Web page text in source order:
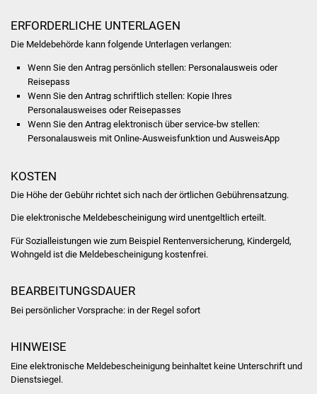
Lebenslagen
Bürgerinfos
Kindergärten
Kolping-Musikschule
Soziale Einrichtungen
ERFORDERLICHE UNTERLAGEN
Die Meldebehörde kann folgende Unterlagen verlangen:
Wenn Sie den Antrag persönlich stellen: Personalausweis oder
Reisepass
Wenn Sie den Antrag schriftlich stellen: Kopie Ihres
Personalausweises oder Reisepasses
Wenn Sie den Antrag elektronisch über service-bw stellen:
Personalausweis mit Online-Ausweisfunktion und AusweisApp
KOSTEN
Die Höhe der Gebühr richtet sich nach der örtlichen Gebührensatzung.
Die elektronische Meldebescheinigung wird unentgeltlich erteilt.
Für Sozialleistungen wie zum Beispiel Rentenversicherung, Kindergeld,
Wohngeld ist die Meldebescheinigung kostenfrei.
BEARBEITUNGSDAUER
Bei persönlicher Vorsprache: in der Regel sofort
HINWEISE
Eine elektronische Meldebescheinigung beinhaltet keine Unterschrift und
Dienstsiegel.